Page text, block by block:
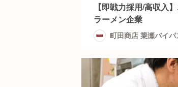
【即戦力採用/高収入
ラーメン企業
町田商店 簗瀬バイ